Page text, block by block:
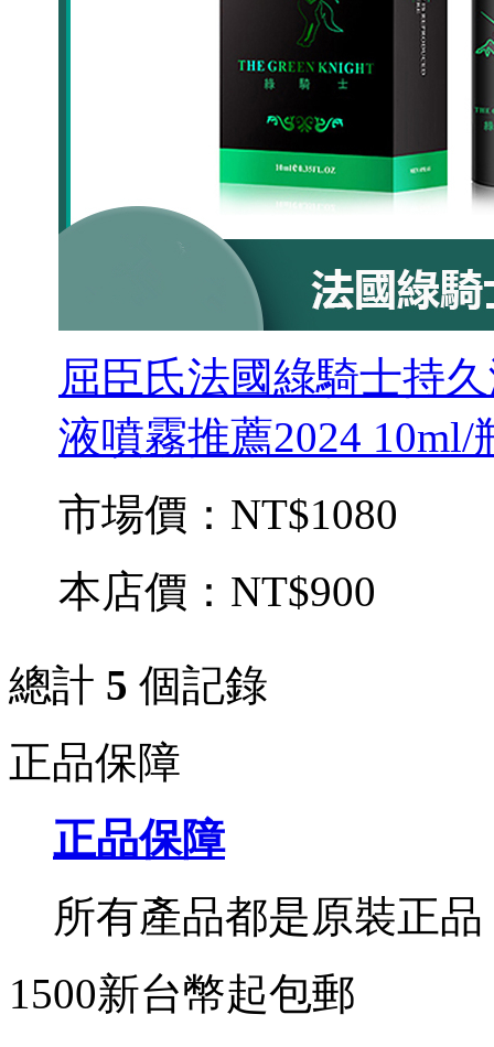
屈臣氏法國綠騎士持
液噴霧推薦2024 10ml/
市場價： NT$1080
本店價： NT$900
總計 5 個記錄
正品保障
正品保障
所有產品都是原裝正品
1500新台幣起包郵